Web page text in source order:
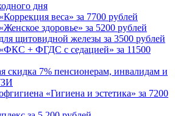
дня
веса» за 7700 рублей
здоровье» за 5200 рублей
щитовидной железы за 3500 рублей
+ ФГДС с седацией» за 11500
скидка 7% пенсионерам, инвалидам и
«Гигиена и эстетика» за 7200